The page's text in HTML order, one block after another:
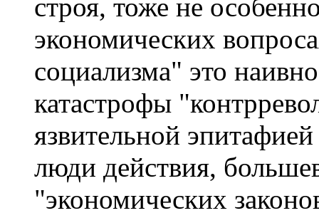
строя, тоже не
экономических
социализма" это
катастрофы
язвительной
люди действия,
"экономических